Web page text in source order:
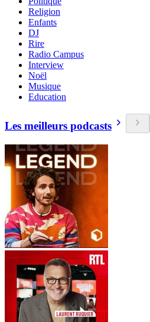
Religion
Enfants
DJ
Rire
Radio Campus
Interview
Noël
Musique
Education
Les meilleurs podcasts